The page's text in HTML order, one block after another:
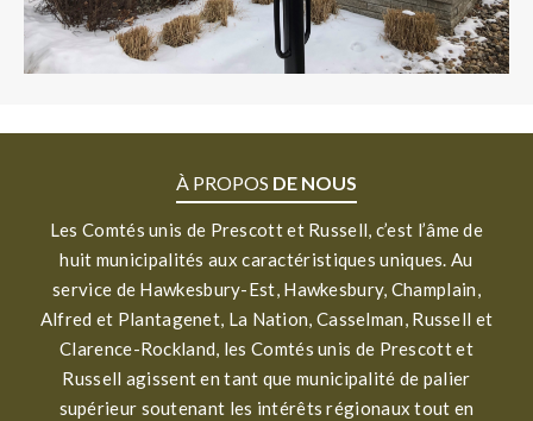
À PROPOS DE NOUS
Les Comtés unis de Prescott et Russell, c’est l’âme de
huit municipalités aux caractéristiques uniques. Au
service de Hawkesbury-Est, Hawkesbury, Champlain,
Alfred et Plantagenet, La Nation, Casselman, Russell et
Clarence-Rockland, les Comtés unis de Prescott et
Russell agissent en tant que municipalité de palier
supérieur soutenant les intérêts régionaux tout en